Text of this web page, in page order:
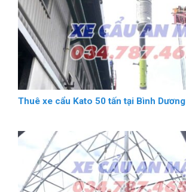
Thuê xe cẩu Kato 50 tấn tại Bình Dương